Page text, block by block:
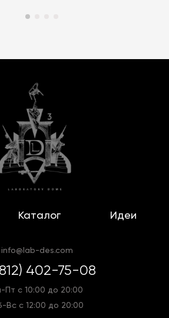
Каталог Идеи
info@lab-des.com
402-75-08
Пт с 10:00 до 20:00
Вс с 12:00 до 20:00